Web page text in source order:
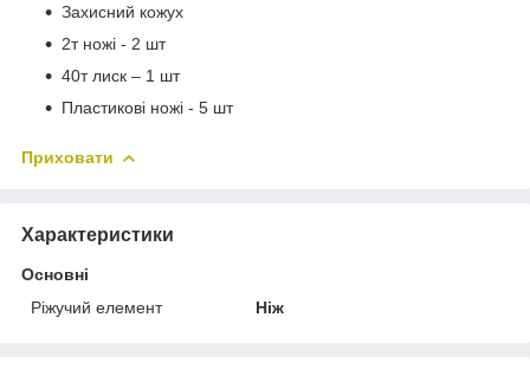
Захисний кожух
2т ножі - 2 шт
40т лиск – 1 шт
Пластикові ножі - 5 шт
Приховати
Характеристики
Основні
Ріжучий елемент
Ніж